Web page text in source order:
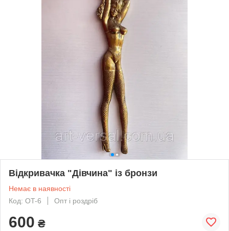
Відкривачка "Дівчина" із бронзи
Немає в наявності
Код: OT-6
Опт і роздріб
600 ₴